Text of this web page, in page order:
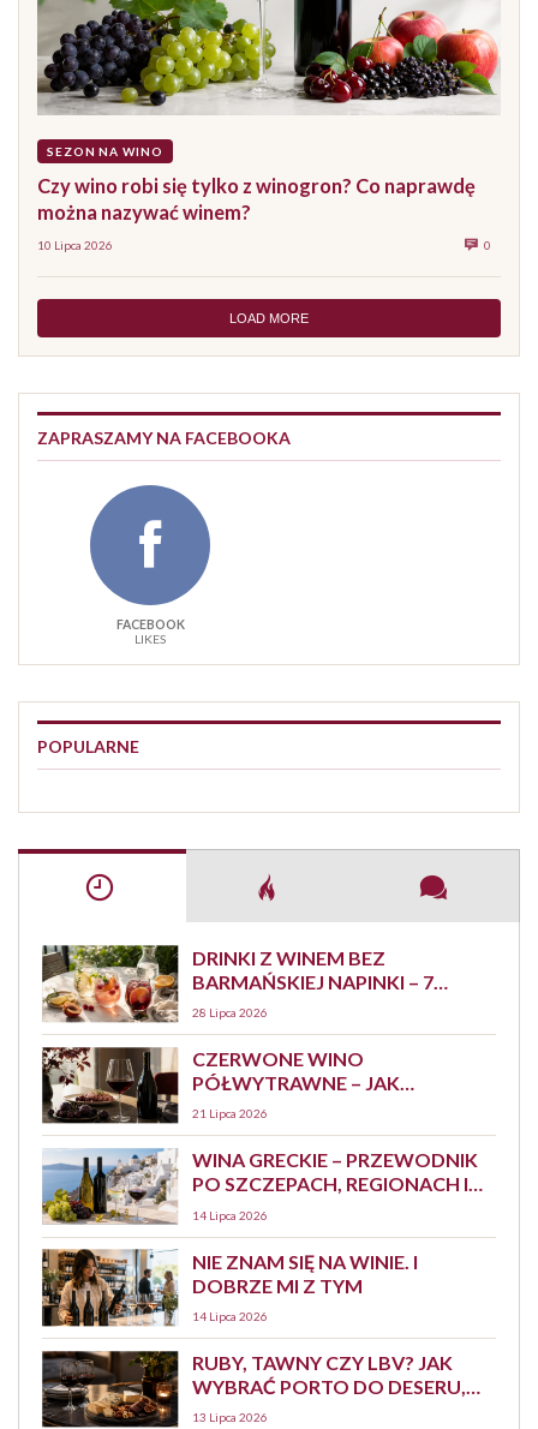
SEZON NA WINO
Czy wino robi się tylko z winogron? Co naprawdę
można nazywać winem?
10 Lipca 2026 0
LOAD MORE
ZAPRASZAMY NA FACEBOOKA
FACEBOOK
LIKES
POPULARNE
DRINKI Z WINEM BEZ
BARMAŃSKIEJ NAPINKI – 7
PROSTYCH PRZEPISÓW
28 Lipca 2026
CZERWONE WINO
PÓŁWYTRAWNE – JAK
SMAKUJE, Z CZYM PODAWAĆ I
JAK JE WYBRAĆ?
21 Lipca 2026
WINA GRECKIE – PRZEWODNIK
PO SZCZEPACH, REGIONACH I
STYLACH
14 Lipca 2026
NIE ZNAM SIĘ NA WINIE. I
DOBRZE MI Z TYM
14 Lipca 2026
RUBY, TAWNY CZY LBV? JAK
WYBRAĆ PORTO DO DESERU,
SERA I SPOKOJNEGO
13 Lipca 2026